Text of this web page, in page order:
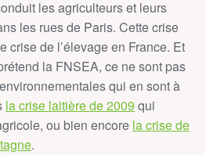
les agriculteurs et leurs
les rues de Paris. Cette crise
crise de l’élevage en France. Et
la FNSEA, ce ne sont pas
qui en sont à
la crise laitière de 2009 qui
ou bien encore la crise de
.